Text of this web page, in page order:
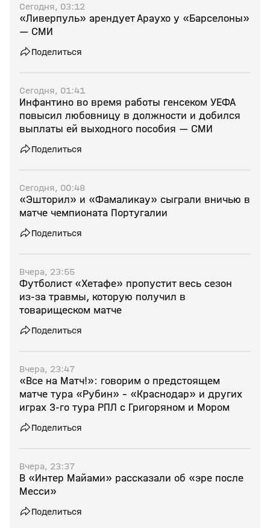
Сегодня, 03:12
«Ливерпуль» арендует Араухо у «Барселоны»
— СМИ
Поделиться
Сегодня, 01:41
Инфантино во время работы генсеком УЕФА
повысил любовницу в должности и добился
выплаты ей выходного пособия — СМИ
Поделиться
Сегодня, 00:48
«Эшторил» и «Фамаликау» сыграли вничью в
матче чемпионата Португалии
Поделиться
Вчера, 23:55
Футболист «Хетафе» пропустит весь сезон
из‑за травмы, которую получил в
товарищеском матче
Поделиться
Вчера, 23:47
«Все на Матч!»: говорим о предстоящем
матче тура «Рубин» - «Краснодар» и других
играх 3-го тура РПЛ с Григоряном и Мором
Поделиться
Вчера, 23:37
В «Интер Майами» рассказали об «эре после
Месси»
Поделиться